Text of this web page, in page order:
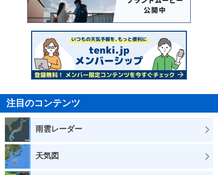
注目のコンテンツ
雨雲レーダー
天気図